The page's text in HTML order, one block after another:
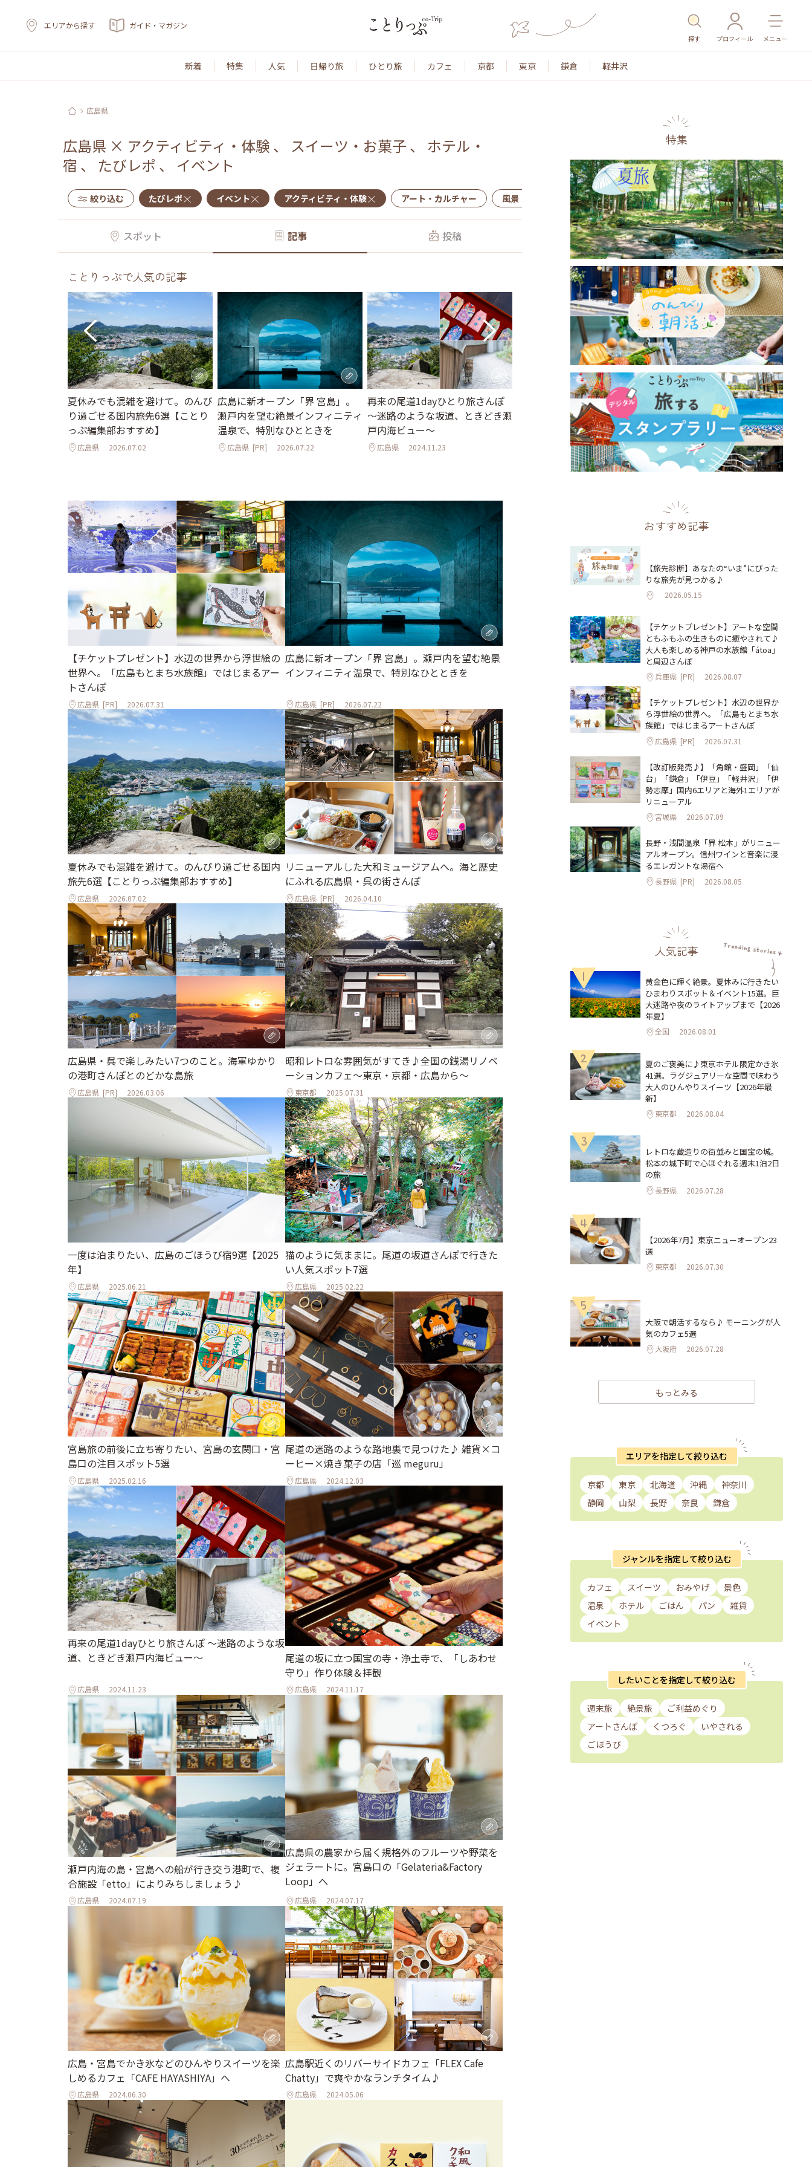
エリアから探す ガイド・マガジン
探す プロフィール メニュー
新着 特集 人気 日帰り旅 ひとり旅 カフェ 京都 東京 鎌倉 軽井沢
広島県
広島県 × アクティビティ・体験 、 スイーツ・お菓子 、 ホテル・
宿 、 たびレポ 、 イベント
絞り込む たびレポ イベント アクティビティ・体験 アート・カルチャー 風景・景色 名所・旧跡 温泉・スパ その他施設 ごはん
スポット 記事 投稿
ことりっぷで人気の記事
夏休みでも混雑を避けて。のんび
り過ごせる国内旅先6選【ことり
っぷ編集部おすすめ】
広島県 2026.07.02
広島に新オープン「界 宮島」。
瀬戸内を望む絶景インフィニティ
温泉で、特別なひとときを
広島県 [PR] 2026.07.22
再来の尾道1dayひとり旅さんぽ
～迷路のような坂道、ときどき瀬
戸内海ビュー～
広島県 2024.11.23
宮島旅の前後に立ち寄りたい、宮
島の玄関口・宮島口の注目スポッ
2025.02.16
【チケットプレゼント】水辺の世界から浮世絵の
世界へ。「広島もとまち水族館」ではじまるアー
トさんぽ
広島県 [PR] 2026.07.31
広島に新オープン「界 宮島」。瀬戸内を望む絶景
インフィニティ温泉で、特別なひとときを
広島県 [PR] 2026.07.22
夏休みでも混雑を避けて。のんびり過ごせる国内
旅先6選【ことりっぷ編集部おすすめ】
広島県 2026.07.02
リニューアルした大和ミュージアムへ。海と歴史
にふれる広島県・呉の街さんぽ
広島県 [PR] 2026.04.10
広島県・呉で楽しみたい7つのこと。海軍ゆかり
の港町さんぽとのどかな島旅
広島県 [PR] 2026.03.06
昭和レトロな雰囲気がすてき♪全国の銭湯リノベ
ーションカフェ〜東京・京都・広島から〜
東京都 2025.07.31
一度は泊まりたい、広島のごほうび宿9選【2025
年】
広島県 2025.06.21
猫のように気ままに。尾道の坂道さんぽで行きた
い人気スポット7選
広島県 2025.02.22
宮島旅の前後に立ち寄りたい、宮島の玄関口・宮
島口の注目スポット5選
広島県 2025.02.16
尾道の迷路のような路地裏で見つけた♪ 雑貨×コ
ーヒー×焼き菓子の店「巡 meguru」
広島県 2024.12.03
再来の尾道1dayひとり旅さんぽ ～迷路のような坂
道、ときどき瀬戸内海ビュー～
広島県 2024.11.23
尾道の坂に立つ国宝の寺・浄土寺で、「しあわせ
守り」作り体験＆拝観
広島県 2024.11.17
瀬戸内海の島・宮島への船が行き交う港町で、複
合施設「etto」によりみちしましょう♪
広島県 2024.07.19
広島県の農家から届く規格外のフルーツや野菜を
ジェラートに。宮島口の「Gelateria&Factory
Loop」へ
広島県 2024.07.17
広島・宮島でかき氷などのひんやりスイーツを楽
しめるカフェ「CAFE HAYASHIYA」へ
広島県 2024.06.30
広島駅近くのリバーサイドカフェ「FLEX Cafe
Chatty」で爽やかなランチタイム♪
広島県 2024.05.06
特集
おすすめ記事
【旅先診断】あなたの“いま”にぴった
りな旅先が見つかる♪
2026.05.15
【チケットプレゼント】アートな空間
ともふもふの生きものに癒やされて♪
大人も楽しめる神戸の水族館「átoa」
と周辺さんぽ
兵庫県 [PR] 2026.08.07
【チケットプレゼント】水辺の世界か
ら浮世絵の世界へ。「広島もとまち水
族館」ではじまるアートさんぽ
広島県 [PR] 2026.07.31
【改訂版発売♪】「角館・盛岡」「仙
台」「鎌倉」「伊豆」「軽井沢」「伊
勢志摩」国内6エリアと海外1エリアが
リニューアル
宮城県 2026.07.09
長野・浅間温泉「界 松本」がリニュー
アルオープン。信州ワインと音楽に浸
るエレガントな湯宿へ
長野県 [PR] 2026.08.05
人気記事
1
黄金色に輝く絶景。夏休みに行きたい
ひまわりスポット＆イベント15選。巨
大迷路や夜のライトアップまで【2026
年夏】
全国 2026.08.01
2
夏のご褒美に♪東京ホテル限定かき氷
41選。ラグジュアリーな空間で味わう
大人のひんやりスイーツ【2026年最
新】
東京都 2026.08.04
3
レトロな蔵造りの街並みと国宝の城。
松本の城下町で心ほぐれる週末1泊2日
の旅
長野県 2026.07.28
4
【2026年7月】東京ニューオープン23
選
東京都 2026.07.30
5
大阪で朝活するなら♪ モーニングが人
気のカフェ5選
大阪府 2026.07.28
もっとみる
エリアを指定して絞り込む
京都 東京 北海道 沖縄
神奈川
静岡
山梨 長野 奈良 鎌倉
ジャンルを指定して絞り込む
カフェ スイーツ おみやげ
景色
温泉
ホテル ごはん パン
雑貨
イベント
したいことを指定して絞り込む
週末旅 絶景旅
ご利益めぐり
アートさんぽ
くつろぐ
いやされる
ごほうび